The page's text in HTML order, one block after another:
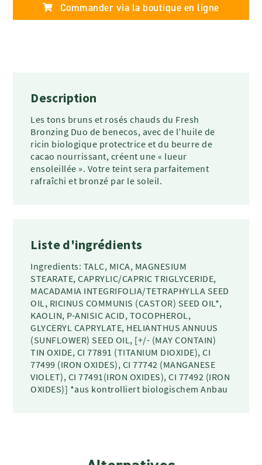
Commander via la boutique en ligne
Description
Les tons bruns et rosés chauds du Fresh
Bronzing Duo de benecos, avec de l’huile de
ricin biologique protectrice et du beurre de
cacao nourrissant, créent une « lueur
ensoleillée ». Votre teint sera parfaitement
rafraîchi et bronzé par le soleil.
Liste d'ingrédients
Ingredients: TALC, MICA, MAGNESIUM
STEARATE, CAPRYLIC/CAPRIC TRIGLYCERIDE,
MACADAMIA INTEGRIFOLIA/TETRAPHYLLA SEED
OIL, RICINUS COMMUNIS (CASTOR) SEED OIL*,
KAOLIN, P-ANISIC ACID, TOCOPHEROL,
GLYCERYL CAPRYLATE, HELIANTHUS ANNUUS
(SUNFLOWER) SEED OIL, [+/- (MAY CONTAIN)
TIN OXIDE, CI 77891 (TITANIUM DIOXIDE), CI
77499 (IRON OXIDES), CI 77742 (MANGANESE
VIOLET), CI 77491(IRON OXIDES), CI 77492 (IRON
OXIDES)] *aus kontrolliert biologischem Anbau